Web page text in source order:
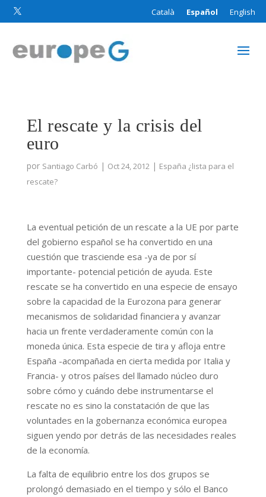
 Català Español English
El rescate y la crisis del
euro
por Santiago Carbó | Oct 24, 2012| España ¿lista para el
rescate?
La eventual petición de un rescate a la UE por parte
del gobierno español se ha convertido en una
cuestión que trasciende esa -ya de por sí
importante- potencial petición de ayuda. Este
rescate se ha convertido en una especie de ensayo
sobre la capacidad de la Eurozona para generar
mecanismos de solidaridad financiera y avanzar
hacia un frente verdaderamente común con la
moneda única. Esta especie de tira y afloja entre
España -acompañada en cierta medida por Italia y
Francia- y otros países del llamado núcleo duro
sobre cómo y cuándo debe instrumentarse el
rescate no es sino la constatación de que las
voluntades en la gobernanza económica europea
siguen yendo por detrás de las necesidades reales
de la economía.
La falta de equilibrio entre los dos grupos se
prolongó demasiado en el tiempo y sólo el Banco